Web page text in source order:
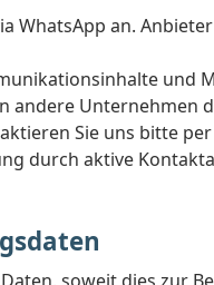
an.
und
andere
Sie uns bitte per
durch aktive